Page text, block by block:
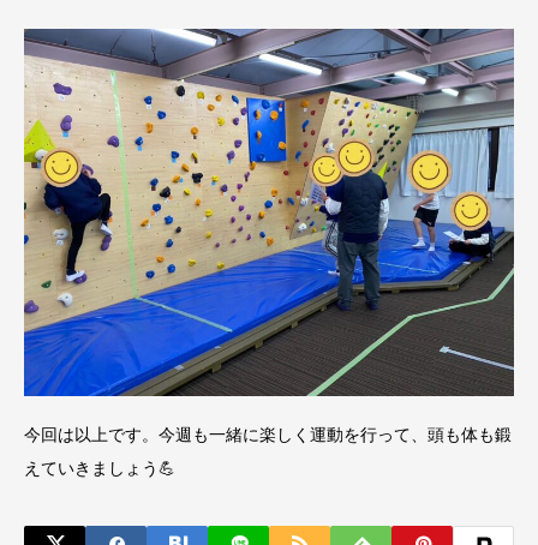
今回は以上です。今週も一緒に楽しく運動を行って、頭も体も鍛
えていきましょう💪